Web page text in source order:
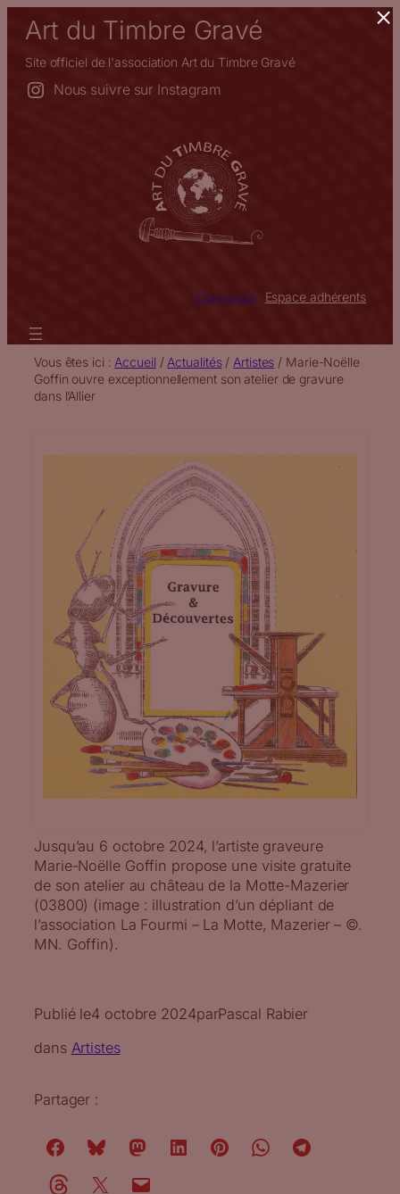
Aller
contenu
Art du Timbre Gravé
Site officiel de l'association Art du Timbre Gravé
Nous suivre sur Instagram
Connexion Espace adhérents
Vous êtes ici : Accueil / Actualités/ Artistes / Marie-Noëlle
Goffin ouvre exceptionnellement son atelier de gravure
dans l’Allier
Jusqu’au 6 octobre 2024, l’artiste graveure
Marie-Noëlle Goffin propose une visite gratuite
de son atelier au château de la Motte-Mazerier
(03800) (image : illustration d’un dépliant de
l’association La Fourmi – La Motte, Mazerier – ©.
MN. Goffin).
Publié le4 octobre 2024parPascal Rabier
dans Artistes
Partager :
×